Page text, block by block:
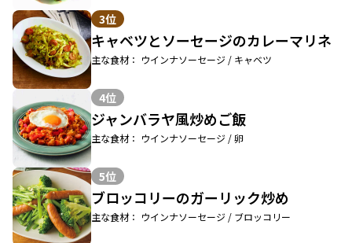
3位
キャベツとソーセージのカレーマリネ
主な食材： ウインナソーセージ / キャベツ
4位
ジャンバラヤ風炒めご飯
主な食材： ウインナソーセージ / 卵
5位
ブロッコリーのガーリック炒め
主な食材： ウインナソーセージ / ブロッコリー